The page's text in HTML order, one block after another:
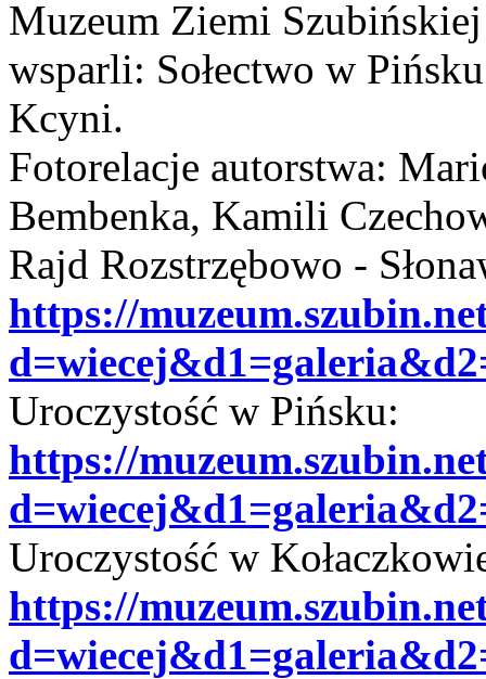
Muzeum Ziemi
wsparli: Sołectwo w
Kcyni.
Fotorelacje autorstwa:
Bembenka, Kamili
Rajd Rozstrzębowo -
https://
Uroczystość w Pińsku:
https://
Uroczystość w
https://